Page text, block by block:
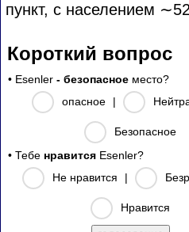
пункт, с населением
Короткий вопрос
• Esenler - безопасное место?
опасное
|
Безопасное
• Тебе нравится Esenler?
Не нравится
|
Нравится